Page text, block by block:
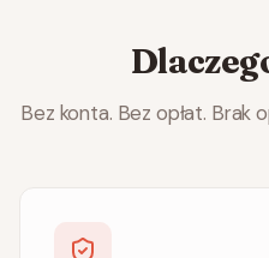
Bez konta. Bez opłat. Brak